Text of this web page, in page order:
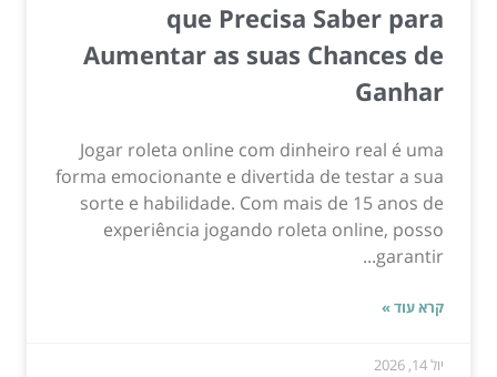
que Precisa Saber para
Aumentar as suas Chances de
Ganhar
Jogar roleta online com dinheiro real é uma
forma emocionante e divertida de testar a sua
sorte e habilidade. Com mais de 15 anos de
experiência jogando roleta online, posso
garantir...
קרא עוד »
יול 14, 2026